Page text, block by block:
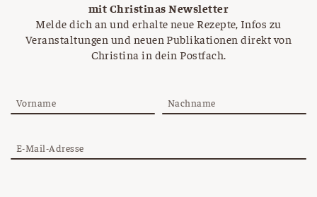
mit Christinas Newsletter
Melde dich an und erhalte neue Rezepte, Infos zu
Veranstaltungen und neuen Publikationen direkt von
Christina in dein Postfach.
Vorname Nachname
E-Mail-Adresse